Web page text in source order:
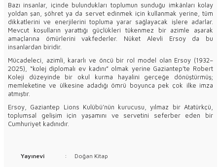
Bazı insanlar, içinde bulundukları toplumun sunduğu imkânları kolay
yoldan şan, şöhret ya da servet edinmek için kullanmak yerine, tüm
dikkatlerini ve enerjilerini topluma yarar sağlayacak işlere adarlar.
Mevcut koşulların yarattığı güçlükleri tükenmez bir azimle aşarak
amaçlarına ömürlerini vakfederler. Nüket Alevli Ersoy da bu
insanlardan biridir.
Mücadeleci, azimli, kararlı ve öncü bir rol model olan Ersoy (1932–
2025), “kolej diplomalı ev kadını” olmak yerine Gaziantep’te Robert
Koleji düzeyinde bir okul kurma hayalini gerçeğe dönüştürmüş;
memleketine ve ülkesine adadığı ömrü boyunca pek çok ilke imza
atmıştır.
Ersoy, Gaziantep Lions Kulübü’nün kurucusu, yılmaz bir Atatürkçü,
toplumsal gelişim için yaşamını ve servetini seferber eden bir
Cumhuriyet kadınıdır.
Yayınevi : Doğan Kitap